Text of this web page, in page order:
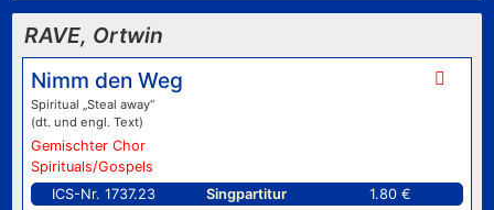
RAVE, Ortwin
Nimm den Weg
Spiritual „Steal away“
(dt. und engl. Text)
Gemischter Chor
Spirituals/Gospels
ICS-Nr. 1737.23
Singpartitur 1.80 €